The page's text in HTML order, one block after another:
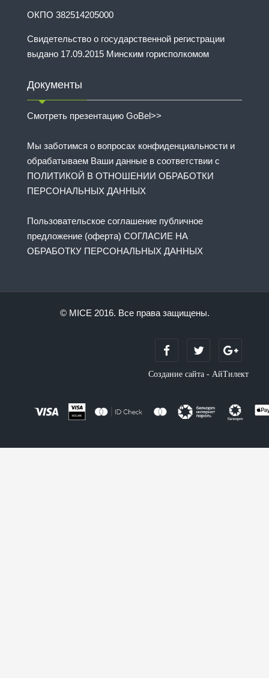
ОКПО 382514205000
Свидетельство о государственной регистрации
выдано 17.09.2015 Минским горисполкомом
Документы
Смотреть презентацию GoBel>>
Мы заботимся о вопросах конфиденциальности и
обрабатываем Ваши данные в соответствии с
ПОЛИТИКОЙ В ОТНОШЕНИИ ОБРАБОТКИ
ПЕРСОНАЛЬНЫХ ДАННЫХ
Пользовательское соглашение публичное
предложение (оферта) СОГЛАСИЕ НА
ОБРАБОТКУ ПЕРСОНАЛЬНЫХ ДАННЫХ
© MICE 2016. Все права защищены.
Создание сайта - АйТилект